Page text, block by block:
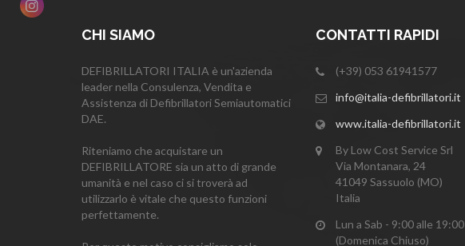
CHI SIAMO
DEFIBRILLATORI ITALIA è un'azienda
leader nella Consulenza, Vendita e
Assistenza di Defibrillatori Semiautomatici
DAE.
Riteniamo che acquistare un
DEFIBRILLATORE sia un atto di grande
umanità e nel caso ci si troverà ad
utilizzarlo è vitale che questo funzioni
perfettamente.
CONTATTI RAPIDI
(+39) 053 61941577
info@italia-defibrillatori.it
www.italia-defibrillatori.it
By Low Cost Service Srl
Via Montanara, 24
41049 Sassuolo (MO)
Italia
Lun a Sab - 9:00 alle 19:00
(Domenica Chiuso)